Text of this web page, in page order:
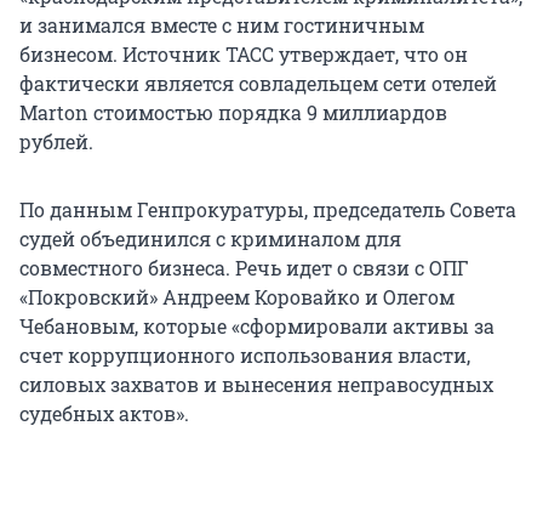
и занимался вместе с ним гостиничным
бизнесом. Источник ТАСС утверждает, что он
фактически является совладельцем сети отелей
Marton стоимостью порядка 9 миллиардов
рублей.
По данным Генпрокуратуры, председатель Совета
судей объединился с криминалом для
совместного бизнеса. Речь идет о связи с ОПГ
«Покровский» Андреем Коровайко и Олегом
Чебановым, которые «сформировали активы за
счет коррупционного использования власти,
силовых захватов и вынесения неправосудных
судебных актов».